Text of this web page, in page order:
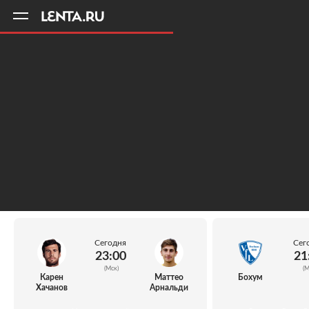
Карен
Хачанов
Сегодня
23:00
(Мск)
Маттео
Арнальди
Бохум